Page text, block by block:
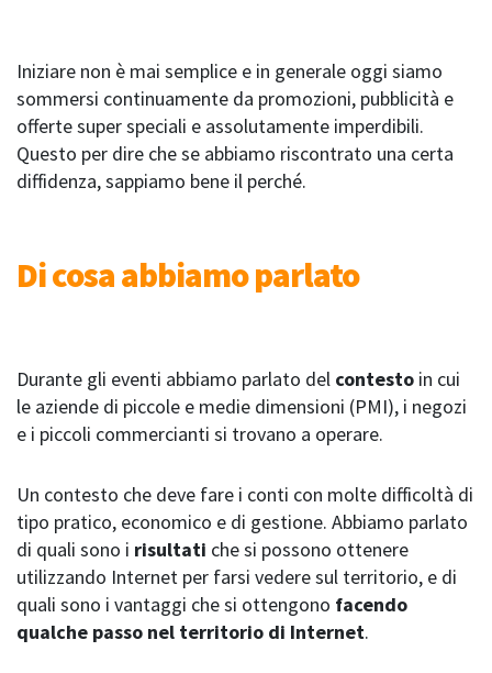
Iniziare non è mai semplice e in generale oggi siamo
sommersi continuamente da promozioni, pubblicità e
offerte super speciali e assolutamente imperdibili.
Questo per dire che se abbiamo riscontrato una certa
diffidenza, sappiamo bene il perché.
Di cosa abbiamo parlato
Durante gli eventi abbiamo parlato del contesto in cui
le aziende di piccole e medie dimensioni (PMI), i negozi
e i piccoli commercianti si trovano a operare.
Un contesto che deve fare i conti con molte difficoltà di
tipo pratico, economico e di gestione. Abbiamo parlato
di quali sono i risultati che si possono ottenere
utilizzando Internet per farsi vedere sul territorio, e di
quali sono i vantaggi che si ottengono facendo
qualche passo nel territorio di Internet.